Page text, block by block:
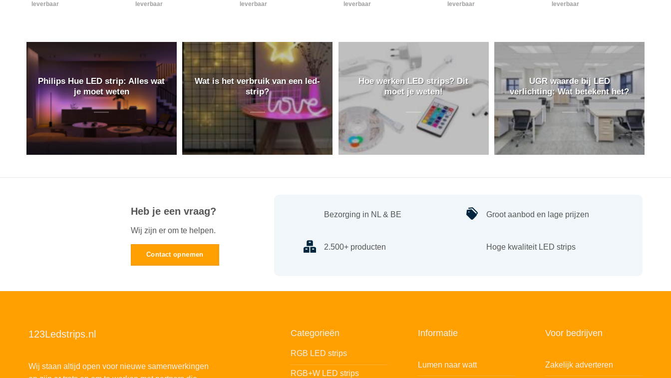
leverbaar
leverbaar
leverbaar
leverbaar
leverbaar
leverbaar
Philips Hue LED strip: Alles wat
je moet weten
Wat is het verbruik van een led-
strip?
Hoe werken LED strips? Dit
moet je weten!
UGR waarde bij LED
verlichting: Wat betekent het?
Heb je een vraag?
Wij zijn er om te helpen.
Contact opnemen
Bezorging in NL & BE
2.500+ producten
Groot aanbod en lage prijzen
Hoge kwaliteit LED strips
123Ledstrips.nl
Wij staan altijd open voor nieuwe samenwerkingen
Categorieën
RGB LED strips
RGB+W LED strips
Informatie
Lumen naar watt
Voor bedrijven
Zakelijk adverteren